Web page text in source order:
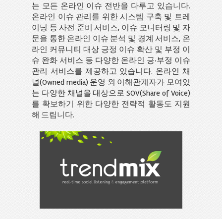
는 모든 온라인 이슈 전반을 다루고 있습니다.
온라인 이슈 관리를 위한 시스템 구축 및 트레
이닝 등 사전 준비 서비스, 이슈 모니터링 및 자
문을 통한 온라인 이슈 분석 및 경계 서비스, 온
라인 커뮤니티 대상 긍정 이슈 확산 및 부정 이
슈 완화 서비스 등 다양한 온라인 긍·부정 이슈
관리 서비스를 제공하고 있습니다. 온라인 채
널(Owned media) 운영 외 이해관계자가 모여있
는 다양한 채널을 대상으로 SOV(Share of Voice)
를 확보하기 위한 다양한 전략적 활동도 지원
해 드립니다.